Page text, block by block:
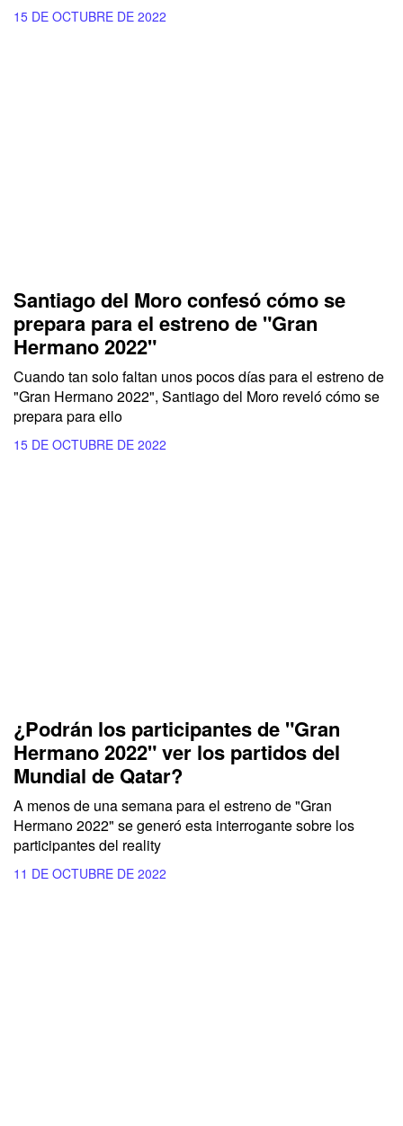
15 DE OCTUBRE DE 2022
Santiago del Moro confesó cómo se
prepara para el estreno de "Gran
Hermano 2022"
Cuando tan solo faltan unos pocos días para el estreno de
"Gran Hermano 2022", Santiago del Moro reveló cómo se
prepara para ello
15 DE OCTUBRE DE 2022
¿Podrán los participantes de "Gran
Hermano 2022" ver los partidos del
Mundial de Qatar?
A menos de una semana para el estreno de "Gran
Hermano 2022" se generó esta interrogante sobre los
participantes del reality
11 DE OCTUBRE DE 2022